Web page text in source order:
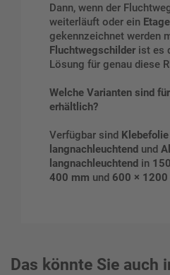
Dann, wenn der
weiterläuft oder ein
gekennzeichnet werden
Fluchtwegschilder ist es
Lösung für genau diese
Welche Varianten sind
erhältlich?
Verfügbar sind
langnachleuchtend und
langnachleuchtend in
400 mm und 600 × 1200
Das könnte Sie auch